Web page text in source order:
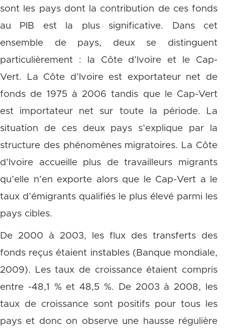
sont les pays dont la contribution de ces fonds
au PIB est la plus significative. Dans cet
ensemble de pays, deux se distinguent
particulièrement : la Côte d’Ivoire et le Cap-
Vert. La Côte d’Ivoire est exportateur net de
fonds de 1975 à 2006 tandis que le Cap-Vert
est importateur net sur toute la période. La
situation de ces deux pays s’explique par la
structure des phénomènes migratoires. La Côte
d’Ivoire accueille plus de travailleurs migrants
qu’elle n’en exporte alors que le Cap-Vert a le
taux d’émigrants qualifiés le plus élevé parmi les
pays cibles.
De 2000 à 2003, les flux des transferts des
fonds reçus étaient instables (Banque mondiale,
2009). Les taux de croissance étaient compris
entre -48,1 % et 48,5 %. De 2003 à 2008, les
taux de croissance sont positifs pour tous les
pays et donc on observe une hausse régulière